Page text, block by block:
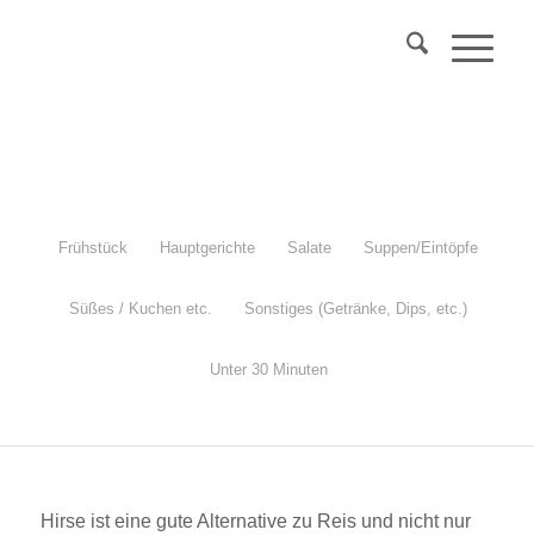
Frühstück Hauptgerichte Salate Suppen/Eintöpfe
Süßes / Kuchen etc. Sonstiges (Getränke, Dips, etc.)
Unter 30 Minuten
vegan, glutenfrei, einfach und schnell gemacht
Hirse ist eine gute Alternative zu Reis und nicht nur